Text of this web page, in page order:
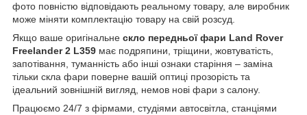
фото повністю відповідають реальному товару, але виробник
може міняти комплектацію товару на свій розсуд.
Якщо ваше оригінальне скло передньої фари Land Rover
Freelander 2 L359 має подряпини, тріщини, жовтуватість,
запотівання, туманність або інші ознаки старіння – заміна
тільки скла фари поверне вашій оптиці прозорість та
ідеальний зовнішній вигляд, немов нові фари з салону.
Працюємо 24/7 з фірмами, студіями автосвітла, станціями